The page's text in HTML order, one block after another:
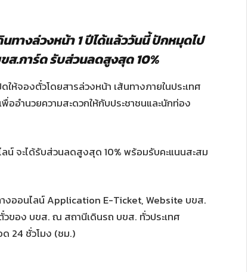
างล่วงหน้า 1 ปีได้แล้ววันนี้ ปักหมุดไป
ส.การ์ด รับส่วนลดสูงสุด 10%
ดให้จองตั๋วโดยสารล่วงหน้า เส้นทางภายในประเทศ
ออำนวยความสะดวกให้กับประชาชนและนักท่อง
น์ จะได้รับส่วนลดสูงสุด 10% พร้อมรับคะแนนสะสม
งออนไลน์ Application E-Ticket, Website บขส.
อง บขส. ณ สถานีเดินรถ บขส. ทั่วประเทศ
24 ชั่วโมง (ชม.)